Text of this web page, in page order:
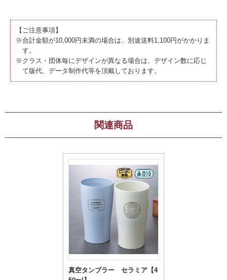
【ご注意事項】
※合計金額が10,000円未満の場合は、別途送料1,100円がかかりま
す。
※クラス・団体毎にデザインが異なる場合は、デザイン数に応じ
て版代、データ制作代等を頂戴しております。
関連商品
真空タンブラー セラミア【4